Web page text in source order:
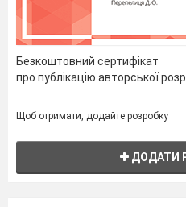
1 ведуча.
Визначати
поважне.
уважне!
2 ведуча.
Дозвольте
Безкоштовний сертифікат
про публікацію авторської
Щоб отримати, додайте розробку
ДОДАТИ